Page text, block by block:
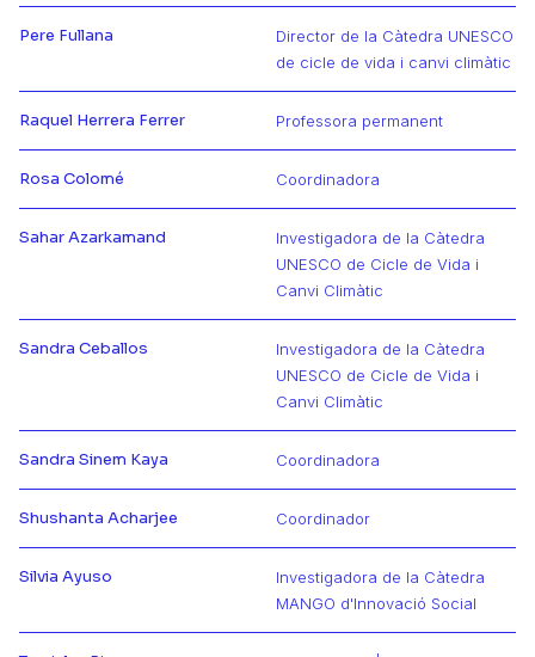
Pere Fullana
Director de la Càtedra UNESCO
de cicle de vida i canvi climàtic
Más información de Pere
Raquel Herrera Ferrer Professora permanent
Más información de Raquel
Rosa Colomé Coordinadora
Más información de Rosa
Sahar Azarkamand
Investigadora de la Càtedra
UNESCO de Cicle de Vida i
Canvi Climàtic
Más información de Sahar
Sandra Ceballos
Investigadora de la Càtedra
UNESCO de Cicle de Vida i
Canvi Climàtic
Más información de Sandra
Sandra Sinem Kaya Coordinadora
Más información de Sandra
Shushanta Acharjee Coordinador
Más información de Shushanta
Silvia Ayuso
Investigadora de la Càtedra
MANGO d'Innovació Social
Más información de Silvia